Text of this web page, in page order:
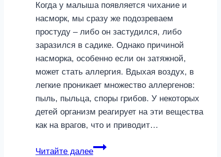
Когда у малыша появляется чихание и
насморк, мы сразу же подозреваем
простуду – либо он застудился, либо
заразился в садике. Однако причиной
насморка, особенно если он затяжной,
может стать аллергия. Вдыхая воздух, в
легкие проникает множество аллергенов:
пыль, пыльца, споры грибов. У некоторых
детей организм реагирует на эти вещества
как на врагов, что и приводит…
Читайте далее
Аллергический